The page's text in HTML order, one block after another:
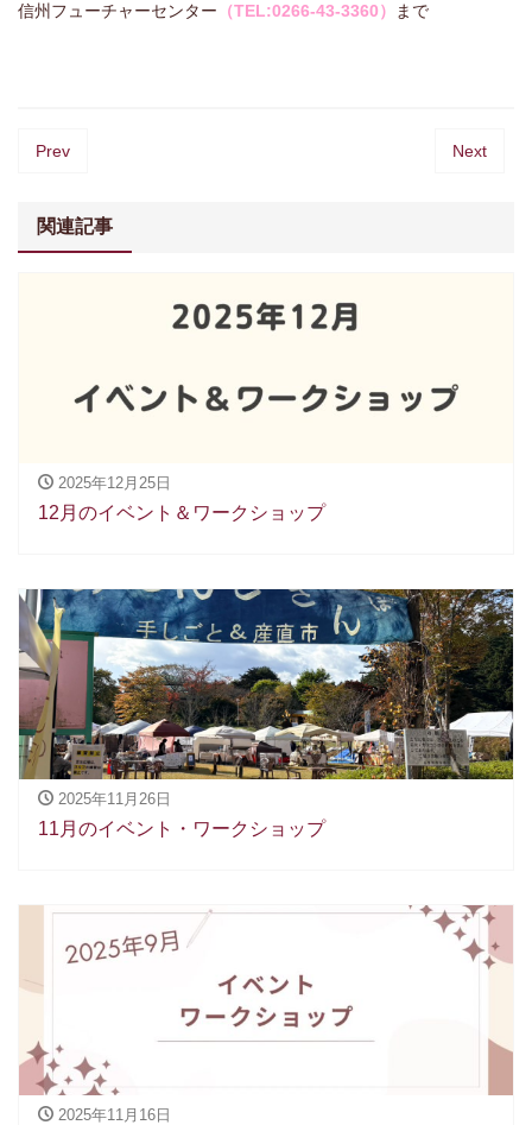
信州フューチャーセンター （TEL:0266-43-3360） まで
Prev Next
関連記事
2025年12月25日
12月のイベント＆ワークショップ
2025年11月26日
11月のイベント・ワークショップ
2025年11月16日